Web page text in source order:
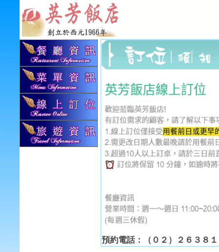
預約電話：（０２）２６３８